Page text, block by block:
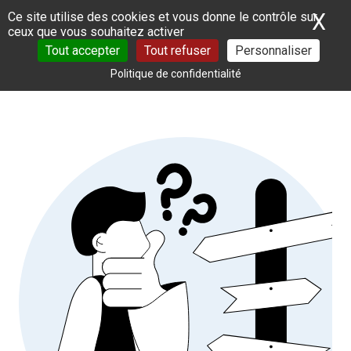
Panneau de gestion des cookies
Ce site utilise des cookies et vous donne le contrôle sur
ceux que vous souhaitez activer
Tout accepter
Tout refuser Personnaliser
Politique de confidentialité
X